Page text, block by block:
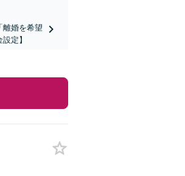
離婚を希望
定】